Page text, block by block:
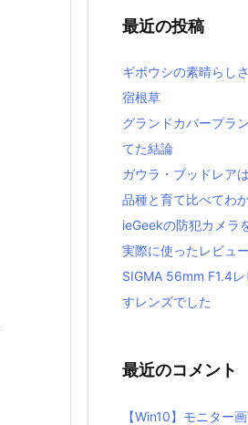
最近の投稿
ギボウシの素晴らし
宿根草
グランドカバープラ
てた結論
ガウラ・ブッドレア
品種と育て比べてわ
ieGeekの防犯カメラ
実際に使ったレビュー
SIGMA 56mm F1.4
すレンズでした
最近のコメント
【Win10】モニター